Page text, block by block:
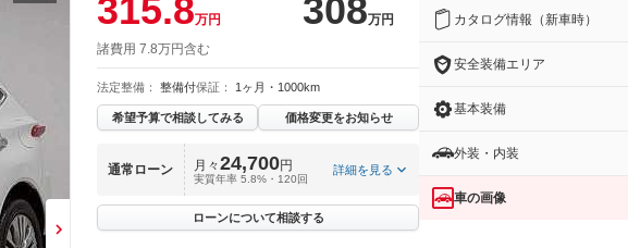
315.8万円 308万円
諸費用 7.8万円含む
法定整備： 整備付保証： 1ヶ月・1000km
希望予算で相談してみる 価格変更をお知らせ
通常ローン 月々24,700円
実質年率 5.8%・120回
詳細を見る
ローンについて相談する
カタログ情報（新車時）
安全装備エリア
基本装備
外装・内装
車の画像